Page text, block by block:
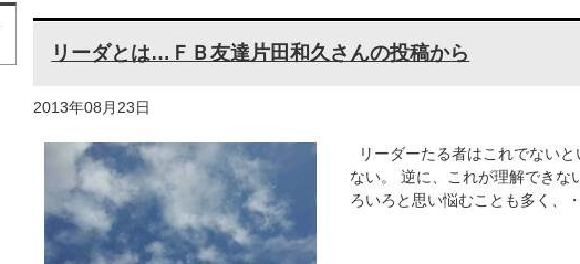
リーダとは…ＦＢ友達片田和久さんの投稿から
2013年08月23日
リーダーたる者はこれでないと
ない。 逆に、これが理解できな
ろいろと思い悩むことも多く、